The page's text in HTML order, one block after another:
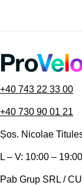
+40 743 22 33 00
+40 730 90 01 21
Șos. Nicolae
L – V: 10:00 –
Pab Grup SRL /